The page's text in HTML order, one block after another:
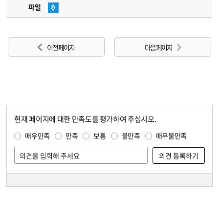
파일
이전 페이지 다음 페이지
현재 페이지에 대한 만족도를 평가하여 주십시오.
매우만족 만족 보통 불만족 매우불만족